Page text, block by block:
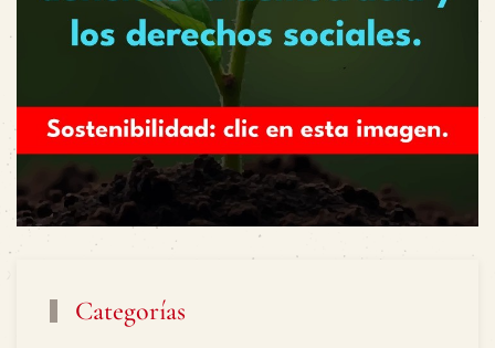
Categorías